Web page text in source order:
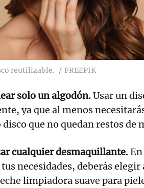
reutilizable. FREEPIK
solo un algodón.Usar un
ya que al menos
disco que no quedan restos de
cualquier desmaquillante.
necesidades, deberás
limpiadora suave para